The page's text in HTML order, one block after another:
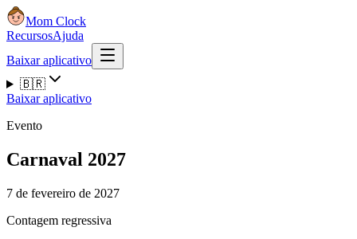
Mom Clock
RecursosAjuda
Baixar aplicativo
🇧🇷
Baixar aplicativo
Evento
Carnaval 2027
7 de fevereiro de 2027
Contagem regressiva